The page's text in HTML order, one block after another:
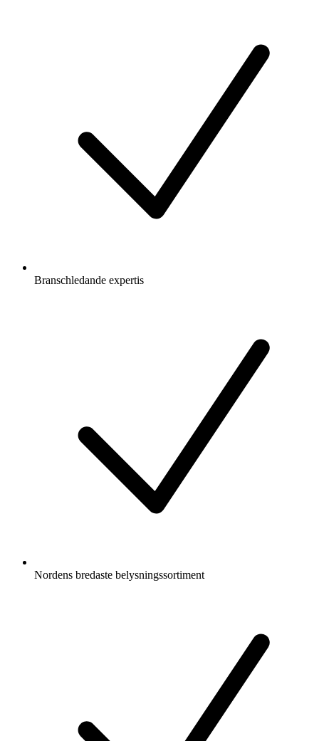
Branschledande expertis
Nordens bredaste belysningssortiment